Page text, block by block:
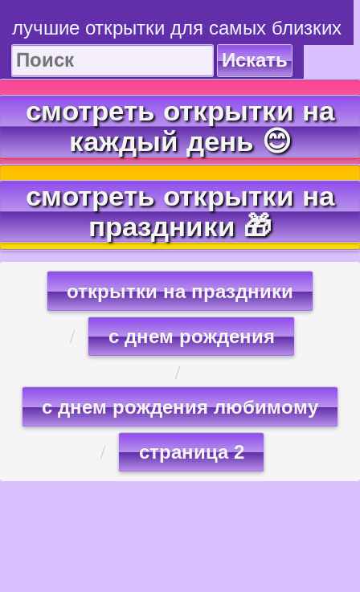
лучшие открытки для самых близких
Искать
смотреть открытки на
каждый день 😊
смотреть открытки на
праздники 🎁
открытки на праздники
с днем рождения
с днем рождения любимому
страница 2